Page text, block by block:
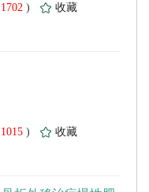
1702 )
1015 )